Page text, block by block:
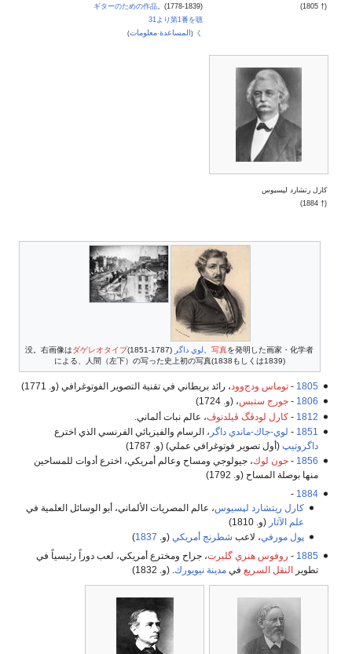
(† 1805)
(1778-1839)。
ギターのための作品
31より第1番を聴
く
(المساعدة·معلومات)
كارل رتشارد لپسيوس
(† 1884)
写真を発明した画家・化学者、 لوي داگر (1787-1851)没。右画像は
ダゲレオタイプ
による、人間（左下）の写った史上初の写真(1838もしくは1839)
1805
- توماس ودج‌وود ، رائد بريطاني في تقنية التصوير الفوتوغرافي (و. 1771)
1806
- جورج ستبس، (و. 1724)
1812
- كارل لودڤگ ڤيلدنوڤ، عالم نبات ألماني.
1851
- لوي-جاك-ماندي داگر ، الرسام والفيزيائي الفرنسي الذي اخترع
داگروتيپ(أول تصوير فوتوغرافي عملي) (و. 1787)
1856
- جون لوك، جيولوجي ومساح وعالم أمريكي، اخترع أدوات للمساحين
منها بوصلة المساح (و. 1792)
1884
-
كارل ريتشارد لپسيوس، عالم المصريات الألماني، أبو الوسائل العلمية في
علم الآثار (و. 1810)
پول مورفي، لاعب شطرنج أمريكي (و. 1837
)
1885
- روفوس هنري گلبرت، جراح ومخترع أمريكي، لعب دوراً رئيسياً في
تطوير النقل السريع في مدينة نيويورك. (و. 1832)